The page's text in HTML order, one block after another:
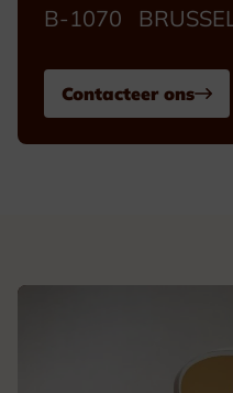
B-1070
Contacteer ons